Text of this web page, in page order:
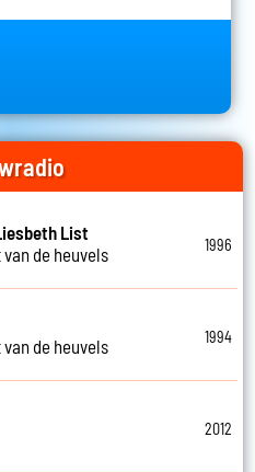
List
de heuvels
1996
de heuvels
1994
2012